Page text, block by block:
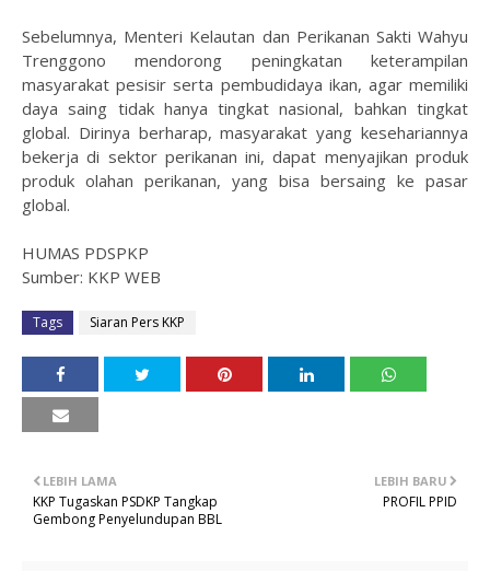
Sebelumnya, Menteri Kelautan dan Perikanan Sakti Wahyu
Trenggono mendorong peningkatan keterampilan
masyarakat pesisir serta pembudidaya ikan, agar memiliki
daya saing tidak hanya tingkat nasional, bahkan tingkat
global. Dirinya berharap, masyarakat yang kesehariannya
bekerja di sektor perikanan ini, dapat menyajikan produk
produk olahan perikanan, yang bisa bersaing ke pasar
global.
HUMAS PDSPKP
Sumber: KKP WEB
Tags Siaran Pers KKP
LEBIH BARU
PROFIL PPID
LEBIH LAMA
KKP Tugaskan PSDKP Tangkap
Gembong Penyelundupan BBL